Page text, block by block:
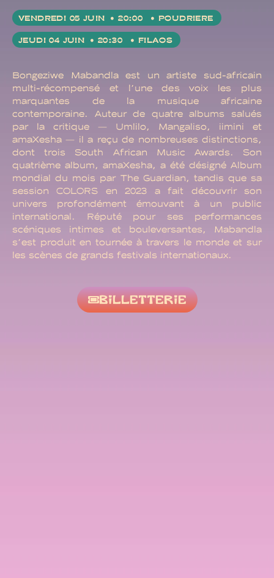
VENDREDI 05 JUIN • 20:00 • POUDRIERE
JEUDI 04 JUIN • 20:30 • FILAOS
Bongeziwe Mabandla est un artiste sud-africain
multi-récompensé et l’une des voix les plus
marquantes de la musique africaine
contemporaine. Auteur de quatre albums salués
par la critique — Umlilo, Mangaliso, iimini et
amaXesha — il a reçu de nombreuses distinctions,
dont trois South African Music Awards. Son
quatrième album, amaXesha, a été désigné Album
mondial du mois par The Guardian, tandis que sa
session COLORS en 2023 a fait découvrir son
univers profondément émouvant à un public
international. Réputé pour ses performances
scéniques intimes et bouleversantes, Mabandla
s’est produit en tournée à travers le monde et sur
les scènes de grands festivals internationaux.
BILLETTERIE